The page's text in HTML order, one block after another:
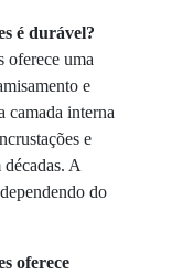
é durável?
oferece uma
e
camada interna
e
A
do
oferece